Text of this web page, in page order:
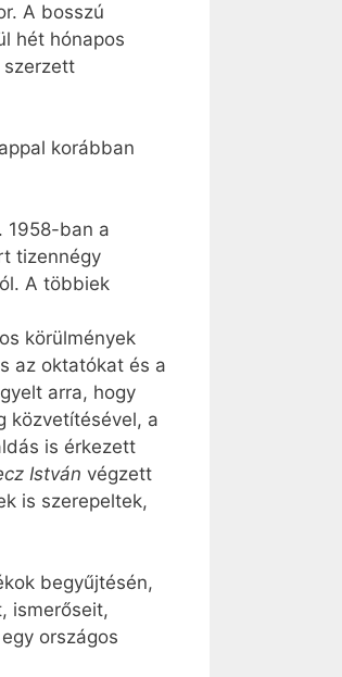
A bosszú
hét hónapos
szerzett
korábban
1958-ban a
tizennégy
A többiek
körülmények
az oktatókat és a
arra, hogy
közvetítésével, a
is érkezett
István végzett
is szerepeltek,
begyűjtésén,
ismerőseit,
országos